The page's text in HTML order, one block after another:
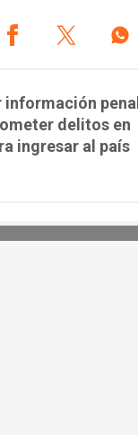
información penal
delitos en
ingresar al país